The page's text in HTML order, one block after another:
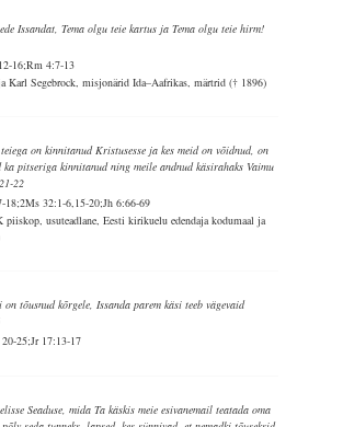
Issandat, Tema olgu teie kartus ja Tema olgu teie hirm!
16;Rm 4:7-13
Karl Segebrock, misjonärid Ida–Aafrikas, märtrid († 1896)
teiega on kinnitanud Kristusesse ja kes meid on võidnud, on
ka pitseriga kinnitanud ning meile andnud käsirahaks Vaimu
22
18;2Ms 32:1-6,15-20;Jh 6:66-69
piiskop, usuteadlane, Eesti kirikuelu edendaja kodumaal ja
on tõusnud kõrgele, Issanda parem käsi teeb vägevaid
25;Jr 17:13-17
Seaduse, mida Ta käskis meie esivanemail teatada oma